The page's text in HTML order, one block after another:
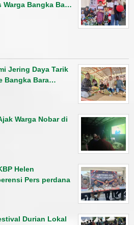
Warga Bangka Ba…
Jering Daya Tarik
Bangka Bara…
Warga Nobar di
Helen
Pers perdana
Durian Lokal